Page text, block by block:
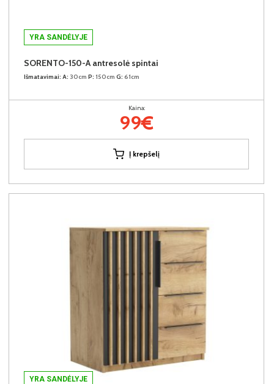
YRA SANDĖLYJE
SORENTO-150-A antresolė spintai
Išmatavimai: A: 30cm P: 150cm G: 61cm
Kaina:
99€
Į krepšelį
YRA SANDĖLYJE